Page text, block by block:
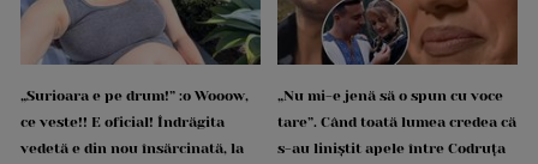
„Surioara e pe drum!” :o Wooow,
ce veste!! E oficial! Îndrăgita
vedetă e din nou însărcinată, la
„Nu mi-e jenă să o spun cu voce
tare”. Când toată lumea credea că
s-au liniștit apele între Codruța